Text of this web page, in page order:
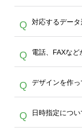
A
生産に
デザイ
30枚
は、サ
やタン
作する
サービ
す。
Q 対応するデータ
A
ドでき
PDF 形
写真な
い画像
らの直
し、デ
い）
Q 電話、FAXなど
A
文のみ
作をお
スをご
でご注
Q デザインを作
A
を作っ
30個以
Q 日時指定につい